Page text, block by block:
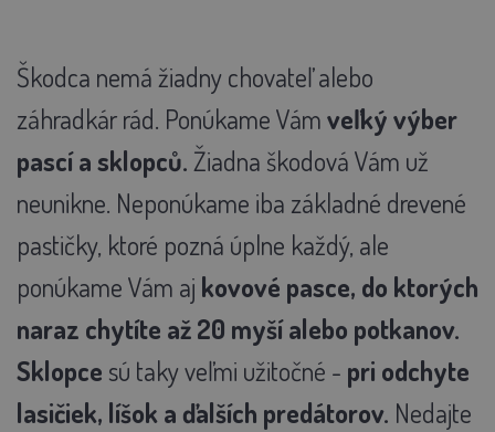
Škodca nemá žiadny chovateľ alebo
záhradkár rád. Ponúkame Vámveľký výber
pascí a sklopců.Žiadna škodová Vám už
neunikne. Neponúkame iba základné drevené
pastičky, ktoré pozná úplne každý, ale
ponúkame Vám aj kovové pasce, do ktorých
naraz chytíte až 20 myší alebo potkanov.
Sklopce sú taky veľmi užitočné - pri odchyte
lasičiek, líšok a ďalších predátorov. Nedajte